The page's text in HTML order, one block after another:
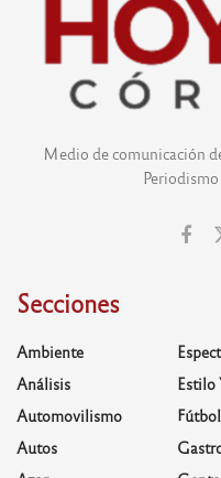
Medio de comunicación
Secciones
Ambiente
Análisis
Automovilismo
Autos
Estilo
Fútbol